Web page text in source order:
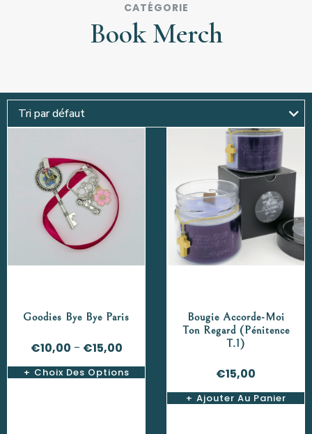
CATÉGORIE
Book Merch
Goodies Bye Bye Paris
€10,00 – €15,00
Choix Des Options
Bougie Accorde-Moi
Ton Regard (Pénitence
T.1)
€15,00
Ajouter Au Panier